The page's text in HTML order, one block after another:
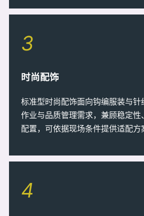
3
时尚配饰
标准型时尚配饰面向钩编服装与针
作业与品质管理需求，兼顾稳定性
配置，可依据现场条件提供适配方
4